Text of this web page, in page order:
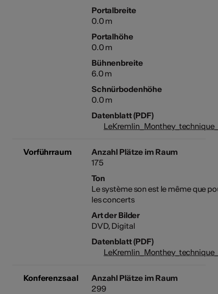
Portalbreite
0.0 m
Portalhöhe
0.0 m
Bühnenbreite
6.0 m
Schnürbodenhöhe
0.0 m
Datenblatt (PDF)
Vorführraum
Anzahl Plätze im Raum
175
Ton
Le système son est le même que
les concerts
Art der Bilder
DVD, Digital
Datenblatt (PDF)
Konferenzsaal
Anzahl Plätze im Raum
299